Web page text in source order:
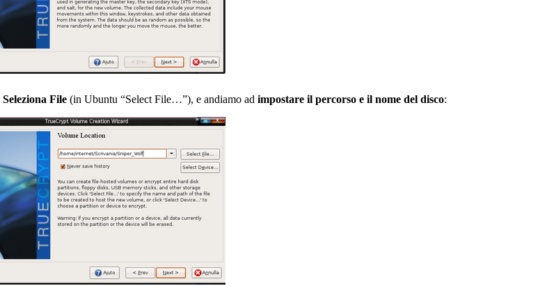
Seleziona File (in Ubuntu “Select File…”), e andiamo ad impostare il percorso e il nome del disco: